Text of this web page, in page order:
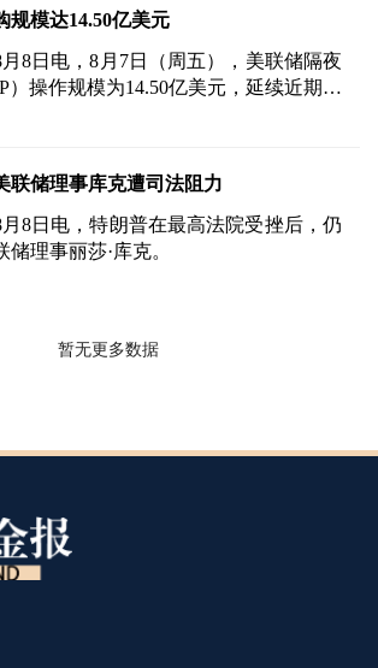
规模达14.50亿美元
8日电，8月7日（周五），美联储隔夜
）操作规模为14.50亿美元，延续近期流
联储理事库克遭司法阻力
8日电，特朗普在最高法院受挫后，仍
理事丽莎·库克。
暂无更多数据